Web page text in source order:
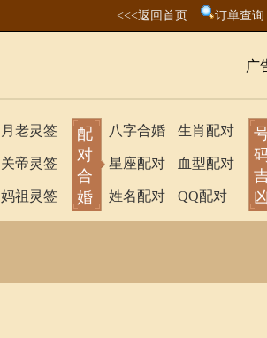
<<<返回首页 订单查询
广
月老灵签
关帝灵签
妈祖灵签
配
对
合
婚
八字合婚
星座配对
姓名配对
生肖配对
血型配对
QQ配对